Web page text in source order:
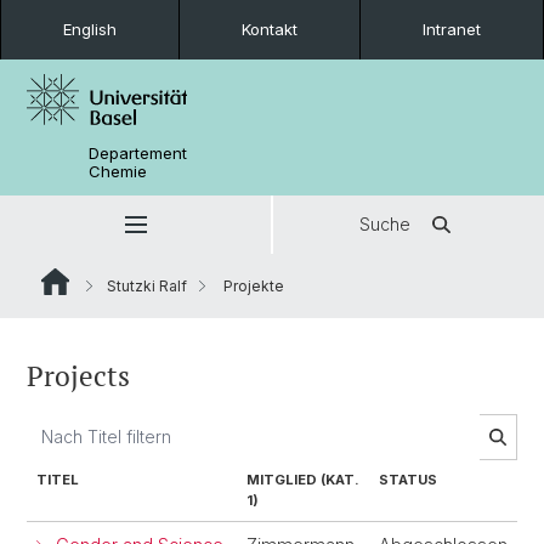
English Kontakt Intranet
Departement
Chemie
Suche
Stutzki Ralf Projekte
Projects
TITEL
MITGLIED (KAT.
1)
STATUS